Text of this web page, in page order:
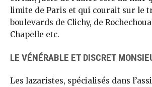
limite de Paris et qui courait sur le
boulevards de Clichy, de
Chapelle etc.
LE VÉNÉRABLE ET DISCRET
Les lazaristes, spécialisés dans